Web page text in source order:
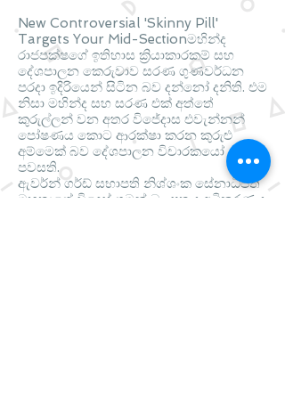
New Controversial 'Skinny Pill'
Targets Your Mid-Sectionමහින්ද
රාජපක්ෂගේ ඉතිහාස ක්‍රියාකාරකම් සහ
දේශපාලන කෙරුවාව සරණ ගුණවර්ධන
පරදා ඉදිරියෙන් සිටින බව දන්නෝ දනිති. එම
නිසා මහින්ද සහ සරණ එක් අත්තේ
කුරුල්ලන් වන අතර විජේදාස එවැන්නන්
පෝෂණය කොට ආරක්ෂා කරන කුරුළු
අම්මෙක් බව දේශපාලන විචාරකයෝ
පවසති.
ඇවර්න් ගර්ඩ් සභාපති නිශ්ශංක සේනාධිපති
මහතාගේ විදෙස් ගමන් බලපත්‍රය අධිකරණය